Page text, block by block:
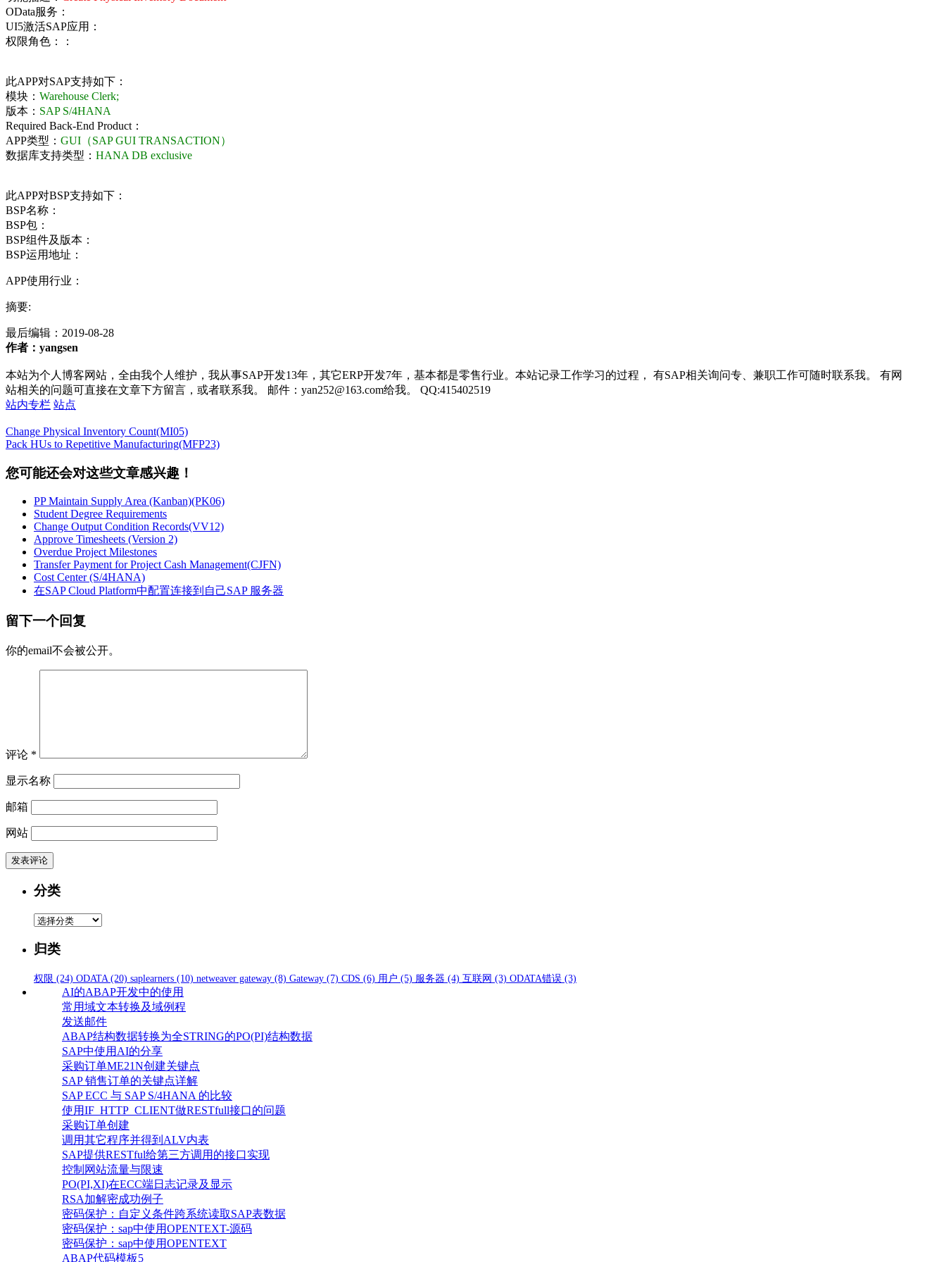
OData服务：
UI5激活SAP应用：
权限角色：：
此APP对SAP支持如下：
模块： Warehouse Clerk;
版本： SAP S/4HANA
Required Back-End Product：
APP类型： GUI（SAP GUI TRANSACTION）
数据库支持类型： HANA DB exclusive
此APP对BSP支持如下：
BSP名称：
BSP包：
BSP组件及版本：
BSP运用地址：
APP使用行业：
摘要:
最后编辑： 2019-08-28
作者：yangsen
本站为个人博客网站，全由我个人维护，我从事SAP开发13年，其它ERP开发7年，基本都是零售行业。本站记录工作学习的过程， 有SAP相关询问专、兼职工作可随时联系我。 有网
站相关的问题可直接在文章下方留言，或者联系我。 邮件：yan252@163.com给我。 QQ:415402519
站内专栏 站点
Change Physical Inventory Count(MI05)
Pack HUs to Repetitive Manufacturing(MFP23)
您可能还会对这些文章感兴趣！
PP Maintain Supply Area (Kanban)(PK06)
Student Degree Requirements
Change Output Condition Records(VV12)
Approve Timesheets (Version 2)
Overdue Project Milestones
Transfer Payment for Project Cash Management(CJFN)
Cost Center (S/4HANA)
在SAP Cloud Platform中配置连接到自己SAP 服务器
留下一个回复
你的email不会被公开。
评论 *
显示名称
邮箱
网站
分类
分
归类
权限 (24) ODATA (20) saplearners (10) netweaver gateway (8) Gateway (7) CDS (6) 用户 (5) 服务器 (4) 互联网 (3) ODATA错误 (3)
AI的ABAP开发中的使用
常用域文本转换及域例程
发送邮件
ABAP结构数据转换为全STRING的PO(PI)结构数据
SAP中使用AI的分享
采购订单ME21N创建关键点
SAP 销售订单的关键点详解
SAP ECC 与 SAP S/4HANA 的比较
使用IF_HTTP_CLIENT做RESTfull接口的问题
采购订单创建
调用其它程序并得到ALV内表
SAP提供RESTful给第三方调用的接口实现
控制网站流量与限速
PO(PI,XI)在ECC端日志记录及显示
RSA加解密成功例子
密码保护：自定义条件跨系统读取SAP表数据
密码保护：sap中使用OPENTEXT-源码
密码保护：sap中使用OPENTEXT
ABAP代码模板5